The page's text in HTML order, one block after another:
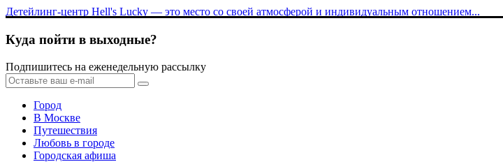
Детейлинг-центр Hell's Lucky — это место со своей атмосферой и индивидуальным отношением...
Куда пойти в выходные?
Подпишитесь на еженедельную рассылку
Город
В Москве
Путешествия
Любовь в городе
Городская афиша